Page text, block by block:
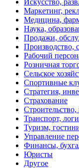
Маркетинг,
Медицина,
Наука,
Продажи,
Производство,
Рабочий
Розничная
Сельское
Спортивные
Стратегия,
Страхование
Транспорт,
Туризм,
Управление
Финансы,
Юристы
Другое